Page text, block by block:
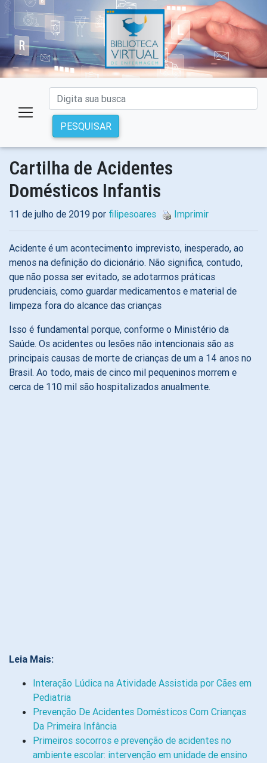
PESQUISAR
Cartilha de Acidentes
Domésticos Infantis
11 de julho de 2019 por filipesoares Imprimir
Acidente é um acontecimento imprevisto, inesperado, ao
menos na definição do dicionário. Não significa, contudo,
que não possa ser evitado, se adotarmos práticas
prudenciais, como guardar medicamentos e material de
limpeza fora do alcance das crianças
Isso é fundamental porque, conforme o Ministério da
Saúde. Os acidentes ou lesões não intencionais são as
principais causas de morte de crianças de um a 14 anos no
Brasil. Ao todo, mais de cinco mil pequeninos morrem e
cerca de 110 mil são hospitalizados anualmente.
Leia Mais:
Interação Lúdica na Atividade Assistida por Cães em
Pediatria
Prevenção De Acidentes Domésticos Com Crianças
Da Primeira Infância
Primeiros socorros e prevenção de acidentes no
ambiente escolar: intervenção em unidade de ensino